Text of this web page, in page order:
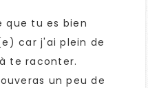
que tu es bien
car j'ai plein de
te raconter.
un peu de